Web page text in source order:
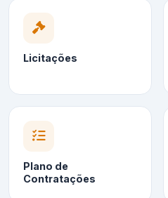
Licitações
Plano de
Contratações